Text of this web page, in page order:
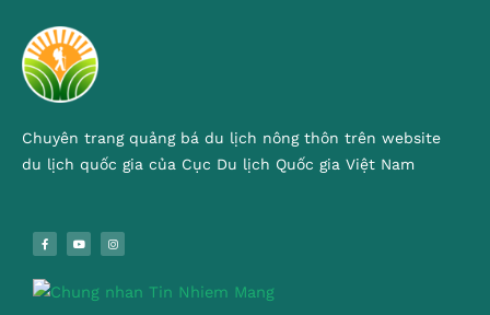
Chuyên trang quảng bá du lịch nông thôn trên website
du lịch quốc gia của Cục Du lịch Quốc gia Việt Nam